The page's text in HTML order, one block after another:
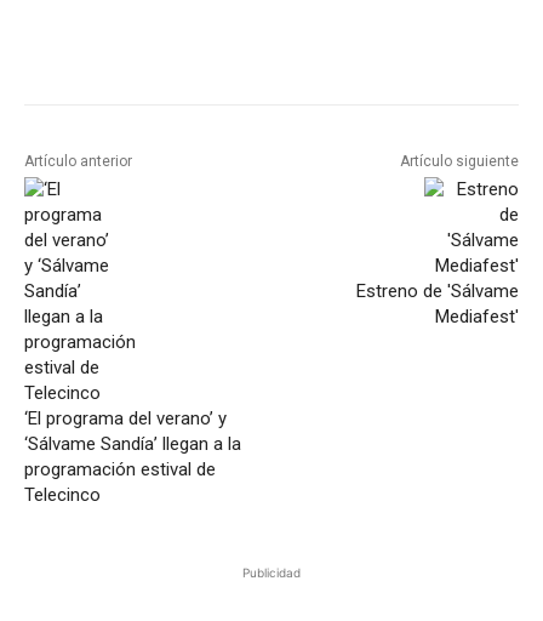
Artículo anterior
‘El programa del verano’ y
‘Sálvame Sandía’ llegan a la
programación estival de
Telecinco
Artículo siguiente
Estreno de 'Sálvame
Mediafest'
Publicidad